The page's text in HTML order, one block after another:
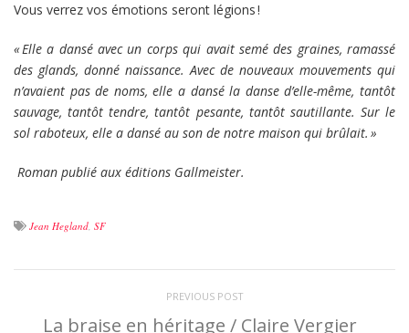
Vous verrez vos émotions seront légions !
« Elle a dansé avec un corps qui avait semé des graines, ramassé
des glands, donné naissance. Avec de nouveaux mouvements qui
n’avaient pas de noms, elle a dansé la danse d’elle-même, tantôt
sauvage, tantôt tendre, tantôt pesante, tantôt sautillante. Sur le
sol raboteux, elle a dansé au son de notre maison qui brûlait. »
Roman publié aux éditions Gallmeister.
Jean Hegland, SF
PREVIOUS POST
La braise en héritage / Claire Vergier